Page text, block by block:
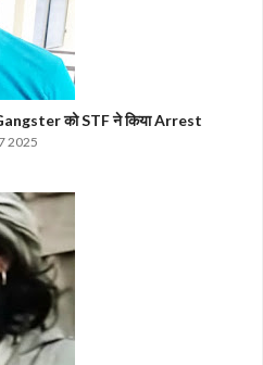
को STF ने किया Arrest
2025